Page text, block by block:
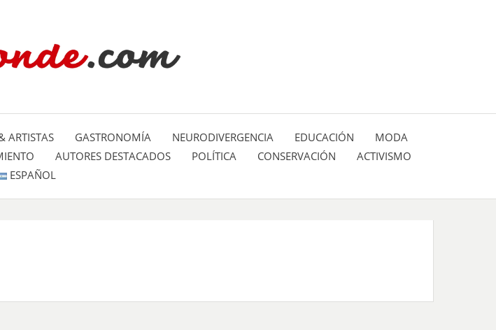
LA PASIÓN DE:
ARTISTAS GASTRONOMÍA NEURODIVERGENCIA EDUCACIÓN
MODA
AUTORES DESTACADOS POLÍTICA CONSERVACIÓN
ACTIVISMO
ESPAÑOL